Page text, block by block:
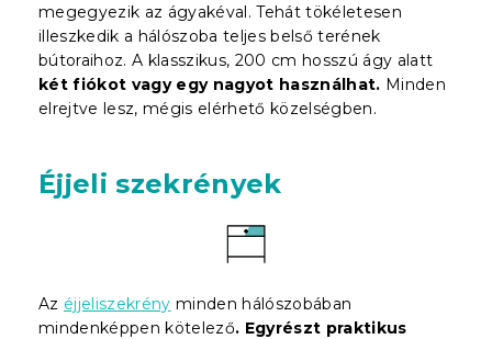
megegyezik az ágyakéval. Tehát tökéletesen
illeszkedik a hálószoba teljes belső terének
bútoraihoz. A klasszikus, 200 cm hosszú ágy alatt
két fiókot vagy egy nagyot használhat. Minden
elrejtve lesz, mégis elérhető közelségben.
Éjjeli szekrények
Az éjjeliszekrény minden hálószobában
mindenképpen kötelező. Egyrészt praktikus